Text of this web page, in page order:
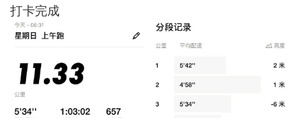
打卡完成